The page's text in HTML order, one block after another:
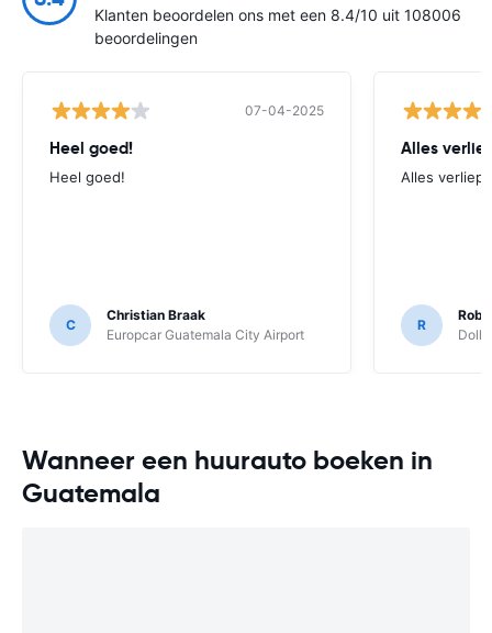
Klanten beoordelen ons met een 8.4/10 uit 108006
beoordelingen
07-04-2025
Heel goed!
Heel goed!
C
Christian Braak
Europcar Guatemala City Airport
Alles
Alles verliep
R
Wanneer een huurauto boeken in
Guatemala